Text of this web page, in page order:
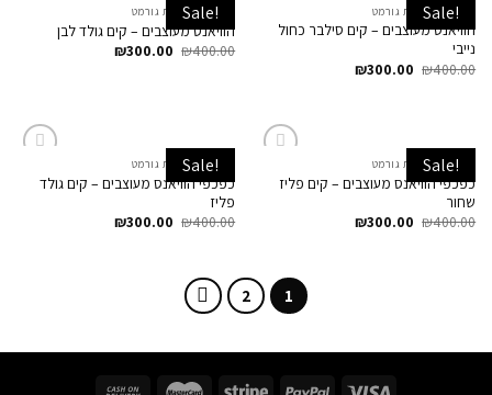
Sale!
Add to
Wishlist
הוויאנס שרשרת גורמט
הוויאנס מעוצבים – קים סילבר כחול
נייבי
₪400.00
₪300.00
Sale!
הוויאנס שרשרת גורמט
הוויאנס מעוצבים – קים גולד לבן
₪400.00
₪300.00
Sale!
Wishlist
הוויאנס שרשרת גורמט
כפכפי הוויאנס מעוצבים – קים פליז
שחור
₪400.00
₪300.00
Sale!
Wishlist
הוויאנס שרשרת גורמט
כפכפי הוויאנס מעוצבים – קים גולד
פליז
₪400.00
₪300.00
1
2